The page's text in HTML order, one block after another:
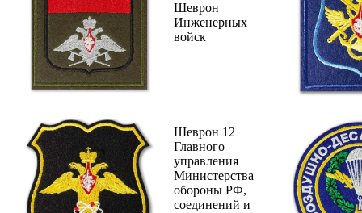
Шеврон
Инженерных
войск
Шеврон 12
Главного
управления
Министерства
обороны РФ,
соединений и